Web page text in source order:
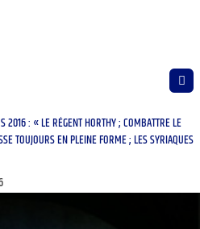
2016 : « LE RÉGENT HORTHY ; COMBATTRE LE
TOUJOURS EN PLEINE FORME ; LES SYRIAQUES